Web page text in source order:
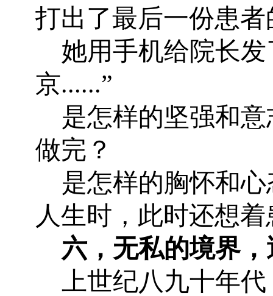
打出了最后一份患
她用手机给院长
京......”
是怎样的坚强和
做完？
是怎样的胸怀和
人生时，此时还想
六，无私的境界
上世纪八九十年